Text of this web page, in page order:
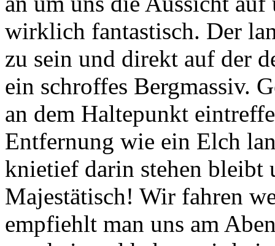
wirklich fantastisch. Der
zu sein und direkt auf der
ein schroffes Bergmassiv.
an dem Haltepunkt
Entfernung wie ein Elch
knietief darin stehen bleibt
Majestätisch! Wir fahren
empfiehlt man uns am